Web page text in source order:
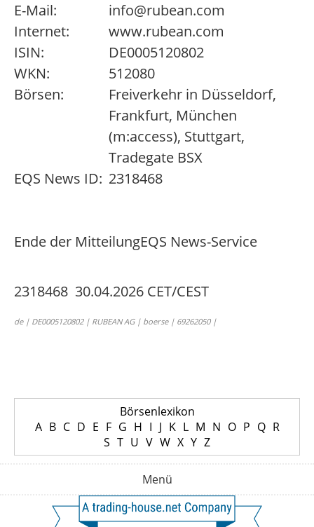
E-Mail:
info@rubean.com
Internet:
www.rubean.com
ISIN:
DE0005120802
WKN:
512080
Börsen:
Freiverkehr in Düsseldorf,
Frankfurt, München
(m:access), Stuttgart,
Tradegate BSX
EQS News ID: 2318468
Ende der MitteilungEQS News-Service
2318468 30.04.2026 CET/CEST
de | DE0005120802 | RUBEAN AG | boerse | 69262050 |
Börsenlexikon
A B C D E F G H I J K L M N O P Q R
S T U V W X Y Z
Menü